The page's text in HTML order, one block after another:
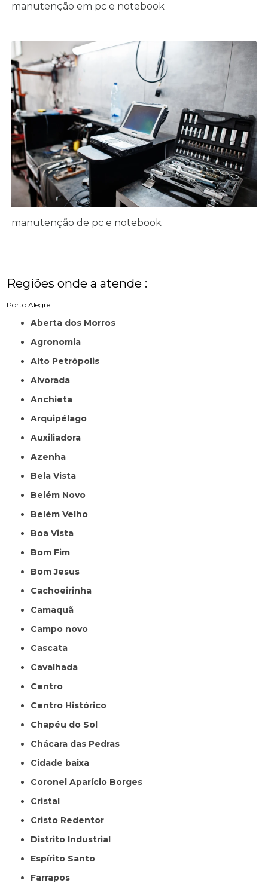
manutenção em pc e notebook
manutenção de pc e notebook
Regiões onde a atende :
Porto Alegre
Aberta dos Morros
Agronomia
Alto Petrópolis
Alvorada
Anchieta
Arquipélago
Auxiliadora
Azenha
Bela Vista
Belém Novo
Belém Velho
Boa Vista
Bom Fim
Bom Jesus
Cachoeirinha
Camaquã
Campo novo
Cascata
Cavalhada
Centro
Centro Histórico
Chapéu do Sol
Chácara das Pedras
Cidade baixa
Coronel Aparício Borges
Cristal
Cristo Redentor
Distrito Industrial
Espírito Santo
Farrapos